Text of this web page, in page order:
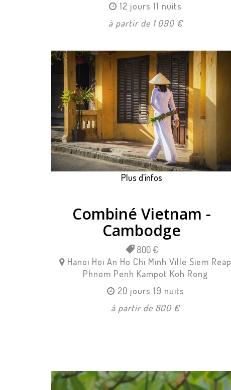
12 jours 11 nuits
à partir de 1 090 €
Plus d'infos
Combiné Vietnam -
Cambodge
800 €
Hanoi Hoi An Ho Chi Minh Ville Siem Reap
Phnom Penh Kampot Koh Rong
20 jours 19 nuits
à partir de 800 €